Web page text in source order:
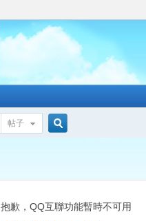
帖子
索
抱歉，QQ互聯功能暫時不可用